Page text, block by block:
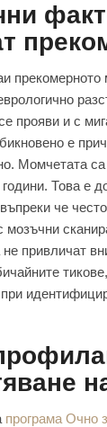
прояви и с
е
Момчетата
Това е
че
мозъчни
привличат
програма Очно